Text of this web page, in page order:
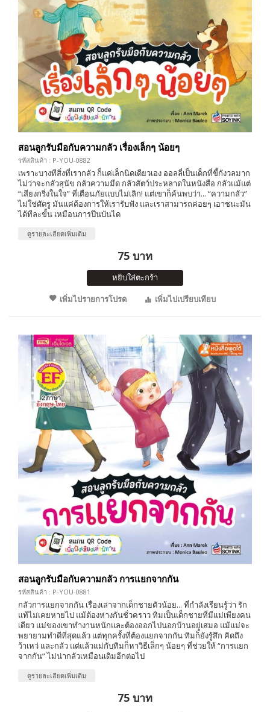
สอนลูกรับมือกับความกลัว เรื่องเล็กๆ น้อยๆ
รหัสสินค้า : P-YOU-0882
เพราะบางทีสิ่งที่เรากลัว ก็แค่เล็กนิดเดียวเอง ออลลี่เป็นเด็กที่ขี้กังวลมาก
ไม่ว่าจะกลัวสุนัข กลัวความมืด กลัวสัตว์ประหลาดในหนังสือ กลัวแม้แต่
“เสียงกริ่งในใจ” ที่เตือนภัยแบบไม่เลิก! แต่เขาก็ค้นพบว่า... “ความกลัว”
ไม่ใช่ศัตรู มันแค่ต้องการให้เรารับฟัง และเราสามารถค่อยๆ เอาชนะมัน
ได้ทีละขั้น เหมือนการปีนบันได
ดูรายละเอียดเพิ่มเติม
75 บาท
หยิบใส่ตะกร้า
เพิ่มไปรายการโปรด
เพิ่มไปเปรียบเทียบ
สอนลูกรับมือกับความกลัว การแยกจากกัน
รหัสสินค้า : P-YOU-0881
กลัวการแยกจากกัน เรื่องเล่าจากเด็กชายตัวน้อย... ที่กำลังเรียนรู้ว่า รัก
แท้ไม่เคยหายไป แม้ต้องห่างกันชั่วคราว ทิมเป็นเด็กชายที่มีแม่เพียงคน
เดียว แม่ของเขาทำงานหนักและต้องออกไปนอกบ้านอยู่เสมอ แม้แม่จะ
พยายามทำดีที่สุดแล้ว แต่ทุกครั้งที่ต้องแยกจากกัน ทิมก็ยังรู้สึก คิดถึง
ว้าเหว่ และกลัว แต่แล้วแม่กับทิมก็หาวิธีเล็กๆ น้อยๆ ที่ช่วยให้ “การแยก
จากกัน” ไม่น่ากลัวเหมือนเดิมอีกต่อไป
ดูรายละเอียดเพิ่มเติม
75 บาท